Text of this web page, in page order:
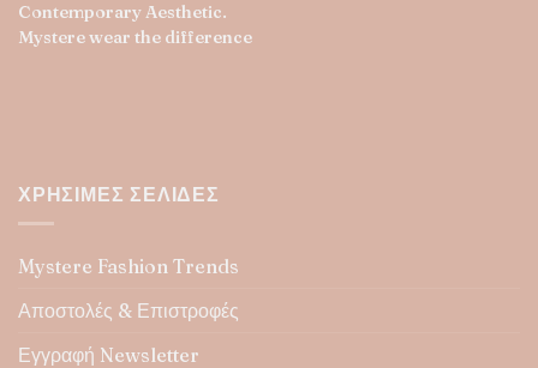
Contemporary Aesthetic.
Mystere wear the difference
ΧΡΉΣΙΜΕΣ ΣΕΛΊΔΕΣ
Mystere Fashion Trends
Αποστολές & Επιστροφές
Εγγραφή Newsletter